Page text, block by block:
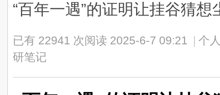
“百年一遇”的证明让挂谷猜
已有 22941 次阅读 2025-6-7 09:21
个
研笔记